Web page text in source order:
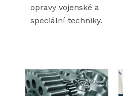
opravy vojenské a
speciální techniky.